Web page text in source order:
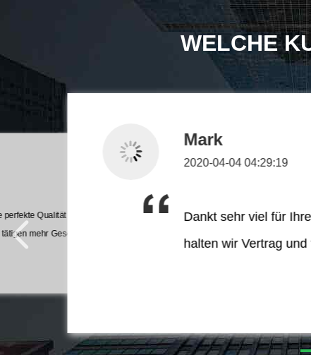
WELCHE
perfekte Qualität und Promi-Service,
mehr Geschäft mit Ihnen!
Mark
2020-04-04 04:29:19
Dankt sehr viel für
halten wir Vertrag